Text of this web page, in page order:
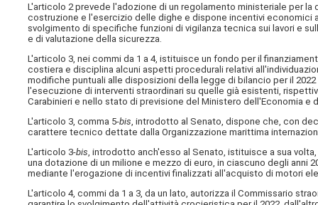
L'articolo 2 prevede l'adozione di un regolamento ministeriale per
costruzione e l'esercizio delle dighe e dispone incentivi economici
svolgimento di specifiche funzioni di vigilanza tecnica sui lavori e
e di valutazione della sicurezza.
L'articolo 3, nei commi da 1 a 4, istituisce un fondo per il
costiera e disciplina alcuni aspetti procedurali relativi
modifiche puntuali alle disposizioni della legge di bilancio per il
l'esecuzione di interventi straordinari su quelle già esistenti,
Carabinieri e nello stato di previsione del Ministero dell'Economia e
L'articolo 3, comma 5-bis , introdotto al Senato, dispone che, con
carattere tecnico dettate dalla Organizzazione marittima
L'articolo 3-bis, introdotto anch'esso al Senato, istituisce a sua
una dotazione di un milione e mezzo di euro, in ciascuno degli
mediante l'erogazione di incentivi finalizzati all'acquisto di motori
L'articolo 4, commi da 1 a 3, da un lato, autorizza il Commissario